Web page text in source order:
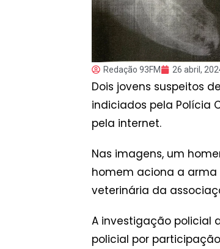
Redação 93FM 26 abril,
Dois jovens suspeitos
indiciados pela Polícia
pela internet.
Nas imagens, um
homem aciona a
veterinária da
A investigação policial
policial por